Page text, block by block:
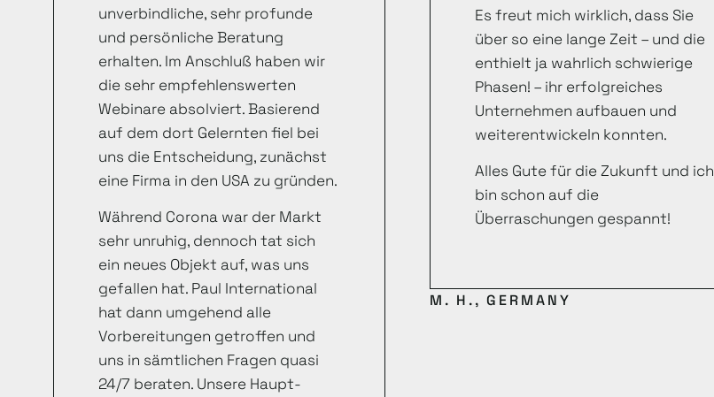
unverbindliche, sehr profunde
und persönliche Beratung
erhalten. Im Anschluß haben wir
die sehr empfehlenswerten
Webinare absolviert. Basierend
auf dem dort Gelernten fiel bei
uns die Entscheidung, zunächst
eine Firma in den USA zu gründen.
Während Corona war der Markt
sehr unruhig, dennoch tat sich
ein neues Objekt auf, was uns
gefallen hat. Paul International
hat dann umgehend alle
Vorbereitungen getroffen und
uns in sämtlichen Fragen quasi
24/7 beraten. Unsere Haupt-
Es freut mich wirklich, dass Sie
über so eine lange Zeit – und die
enthielt ja wahrlich schwierige
Phasen! – ihr erfolgreiches
Unternehmen aufbauen und
weiterentwickeln konnten.
Alles Gute für die Zukunft und ich
bin schon auf die
Überraschungen gespannt!
M. H., GERMANY